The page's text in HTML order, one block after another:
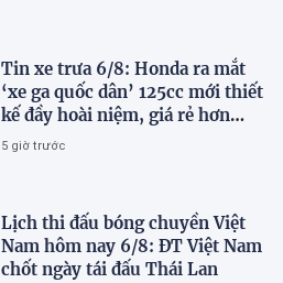
Tin xe trưa 6/8: Honda ra mắt
‘xe ga quốc dân’ 125cc mới thiết
kế đầy hoài niệm, giá rẻ hơn
Vision và SH Mode
5 giờ trước
Lịch thi đấu bóng chuyền Việt
Nam hôm nay 6/8: ĐT Việt Nam
chốt ngày tái đấu Thái Lan